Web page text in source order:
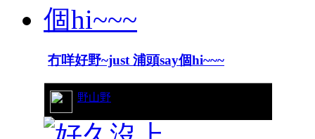
冇咩好野~just 浦頭say個hi~~~
野山野